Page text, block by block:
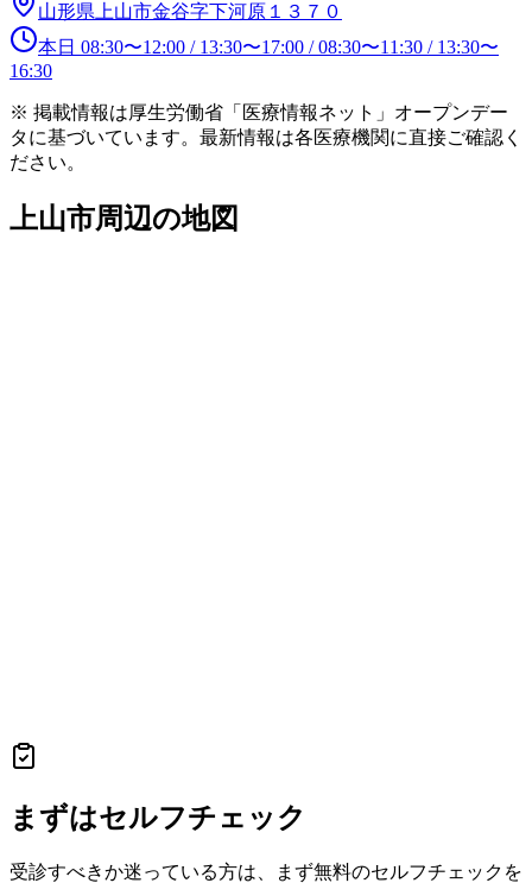
山形県上山市金谷字下河原１３７０
本日 08:30〜12:00 / 13:30〜17:00 /08:30〜11:30 / 13:30〜
16:30
※ 掲載情報は厚生労働省「医療情報ネット」オープンデー
タに基づいています。最新情報は各医療機関に直接ご確認く
ださい。
上山市周辺の地図
まずはセルフチェック
受診すべきか迷っている方は、まず無料のセルフチェックを